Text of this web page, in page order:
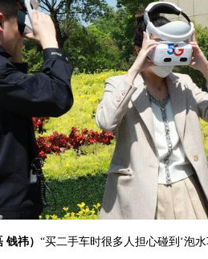
祎） “买二手车时很多人担心碰到‘泡